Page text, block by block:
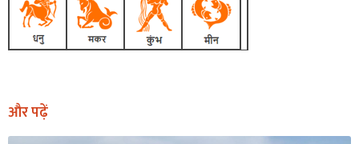
और पढ़ें